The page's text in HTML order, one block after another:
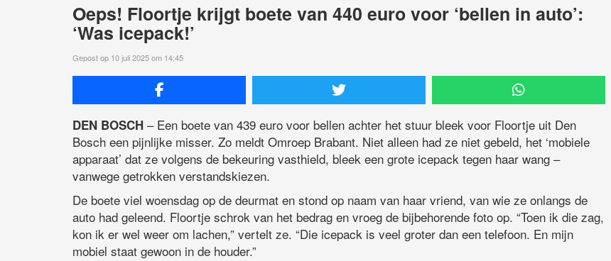
Oeps! Floortje krijgt boete van 440 euro voor ‘bellen in auto’:
‘Was icepack!’
Gepost op 10 juli 2025 om 14:45
DEN BOSCH – Een boete van 439 euro voor bellen achter het stuur bleek voor Floortje uit Den
Bosch een pijnlijke misser. Zo meldt Omroep Brabant. Niet alleen had ze niet gebeld, het ‘mobiele
apparaat’ dat ze volgens de bekeuring vasthield, bleek een grote icepack tegen haar wang –
vanwege getrokken verstandskiezen.
De boete viel woensdag op de deurmat en stond op naam van haar vriend, van wie ze onlangs de
auto had geleend. Floortje schrok van het bedrag en vroeg de bijbehorende foto op. “Toen ik die zag,
kon ik er wel weer om lachen,” vertelt ze. “Die icepack is veel groter dan een telefoon. En mijn
mobiel staat gewoon in de houder.”